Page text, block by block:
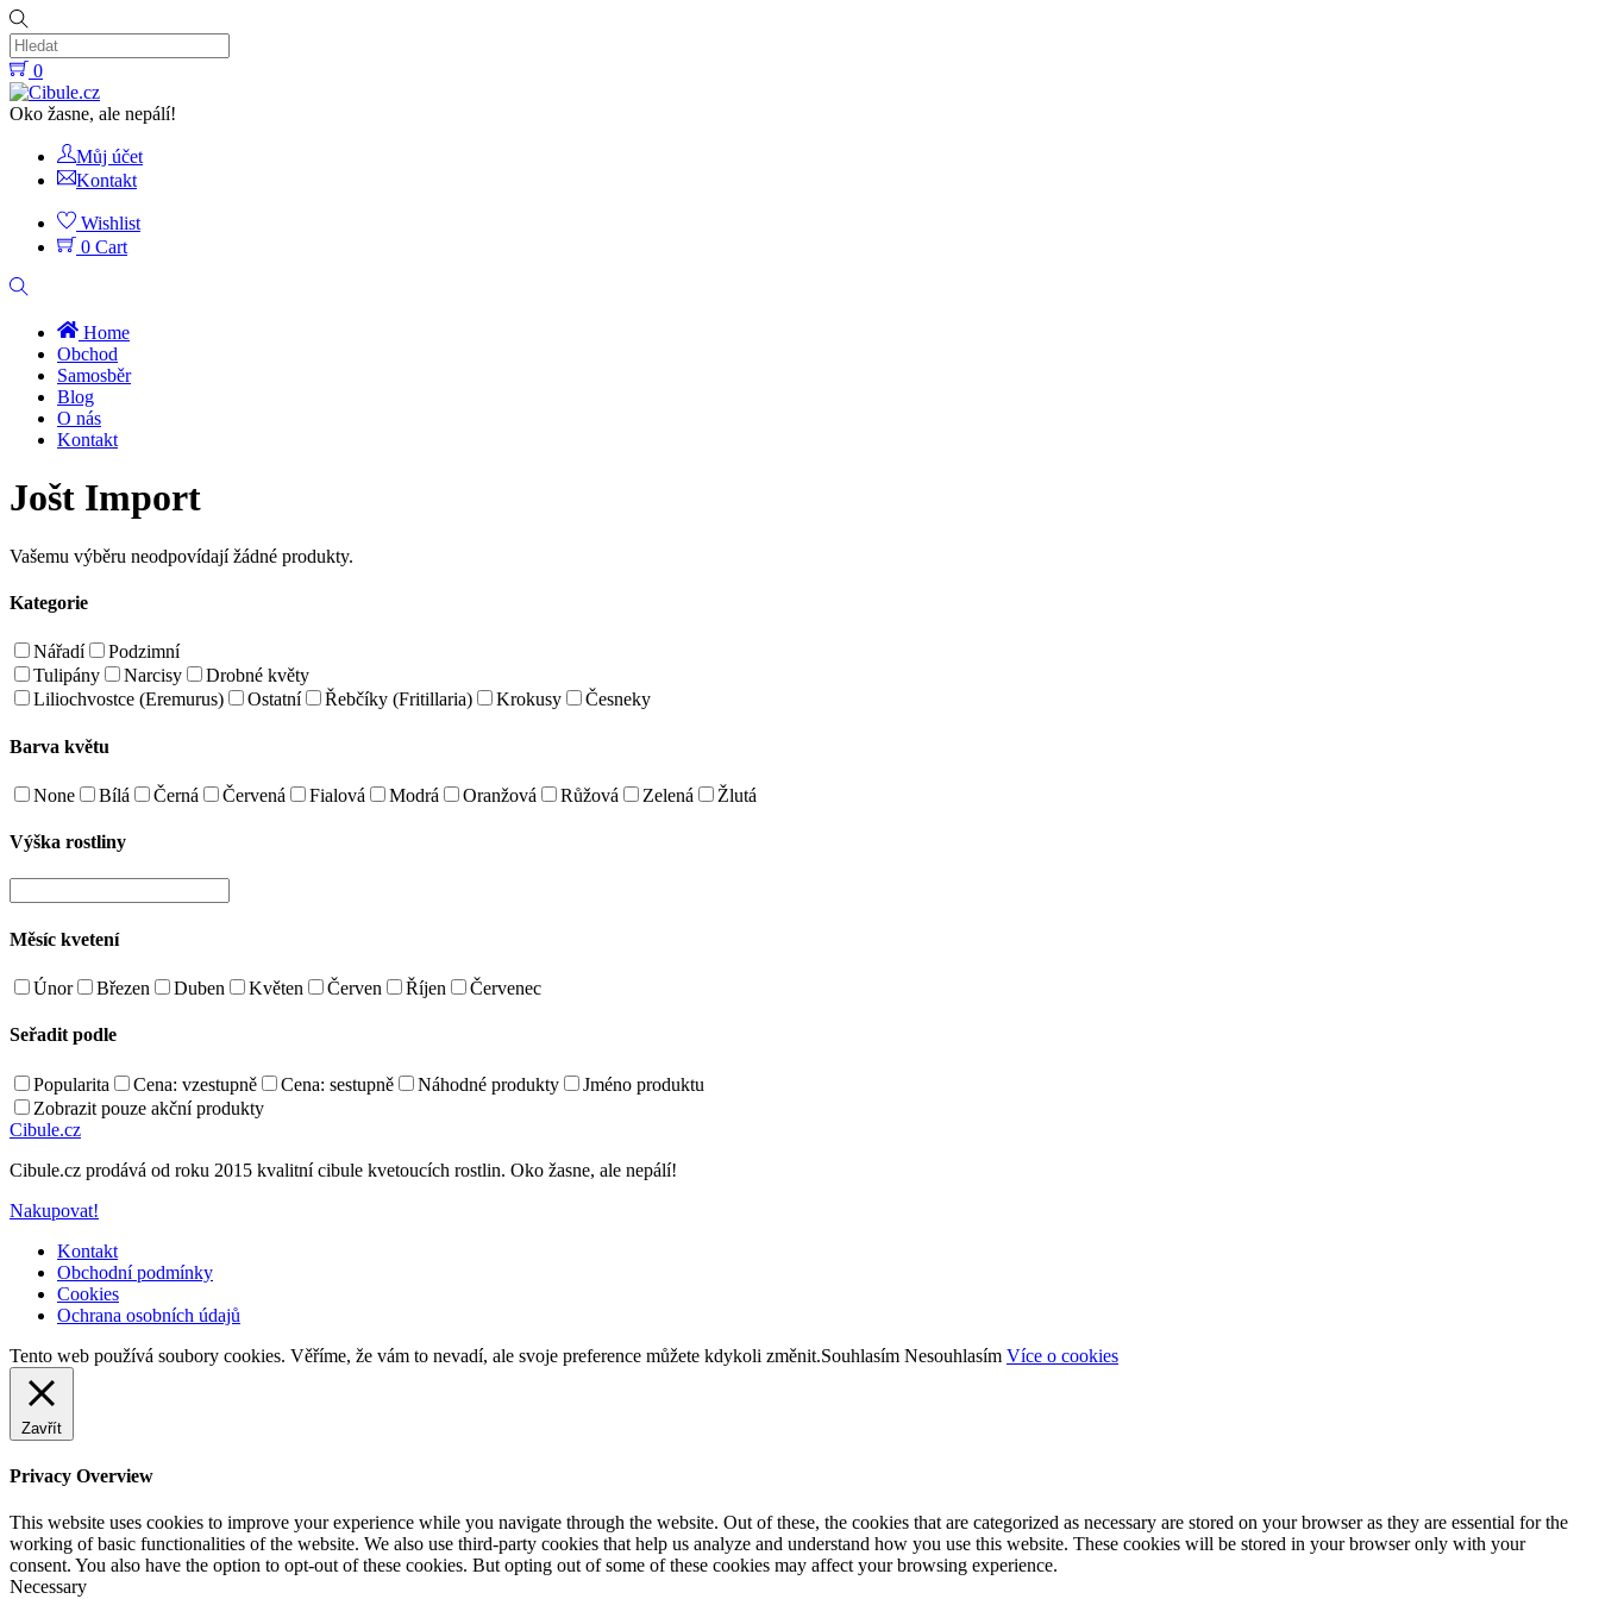
Skip
to
content
0
Menu
Oko žasne, ale nepálí!
Můj účet
Kontakt
Wishlist
0 Cart
Home
Obchod
Samosběr
Blog
O nás
Kontakt
Close
Menu
Jošt Import
Vašemu výběru neodpovídají žádné produkty.
Kategorie
Nářadí
Podzimní
Tulipány
Narcisy
Drobné květy
Liliochvostce (Eremurus)
Ostatní Řebčíky (Fritillaria) Krokusy Česneky
Barva květu
None Bílá Černá Červená Fialová Modrá Oranžová Růžová Zelená Žlutá
Výška rostliny
Měsíc kvetení
Únor Březen Duben Květen Červen Říjen Červenec
Seřadit podle
Popularita Cena: vzestupně Cena: sestupně Náhodné produkty
Jméno produktu
Zobrazit pouze akční produkty
Cibule.cz
Cibule.cz prodává od roku 2015 kvalitní cibule kvetoucích rostlin. Oko žasne, ale nepálí!
Nakupovat!
Kontakt
Obchodní podmínky
Cookies
Ochrana osobních údajů
Back
to
top
Tento web používá soubory cookies. Věříme, že vám to nevadí, ale svoje preference můžete kdykoli změnit.Souhlasím Nesouhlasím Více o cookies
Zavřít
Privacy Overview
This website uses cookies to improve your experience while you navigate through the website. Out of these, the cookies that are categorized as necessary are stored on your browser as they are essential for the
working of basic functionalities of the website. We also use third-party cookies that help us analyze and understand how you use this website. These cookies will be stored in your browser only with your
consent. You also have the option to opt-out of these cookies. But opting out of some of these cookies may affect your browsing experience.
Necessary